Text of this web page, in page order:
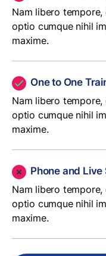
Nam libero
optio cumque nihil
maxime.
One to One
Nam libero
optio cumque nihil
maxime.
Phone and
Nam libero
optio cumque nihil
maxime.